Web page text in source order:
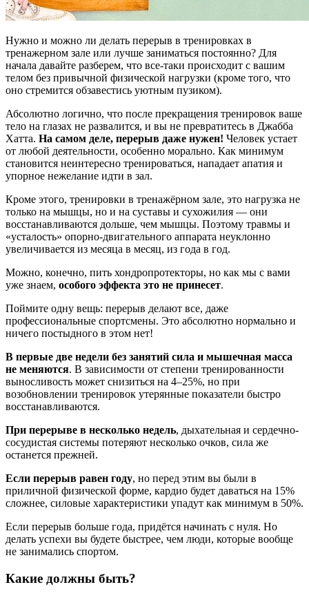
Нужно и можно ли делать перерыв в тренировках в
тренажерном зале или лучше заниматься постоянно? Для
начала давайте разберем, что все-таки происходит с вашим
телом без привычной физической нагрузки (кроме того, что
оно стремится обзавестись уютным пузиком).
Абсолютно логично, что после прекращения тренировок ваше
тело на глазах не развалится, и вы не превратитесь в Джабба
Хатта. На самом деле, перерыв даже нужен! Человек устает
от любой деятельности, особенно морально. Как минимум
становится неинтересно тренироваться, нападает апатия и
упорное нежелание идти в зал.
Кроме этого, тренировки в тренажёрном зале, это нагрузка не
только на мышцы, но и на суставы и сухожилия — они
восстанавливаются дольше, чем мышцы. Поэтому травмы и
«усталость» опорно-двигательного аппарата неуклонно
увеличивается из месяца в месяц, из года в год.
Можно, конечно, пить хондропротекторы, но как мы с вами
уже знаем, особого эффекта это не принесет.
Поймите одну вещь: перерыв делают все, даже
профессиональные спортсмены. Это абсолютно нормально и
ничего постыдного в этом нет!
В первые две недели без занятий сила и мышечная масса
не меняются. В зависимости от степени тренированности
выносливость может снизиться на 4–25%, но при
возобновлении тренировок утерянные показатели быстро
восстанавливаются.
При перерыве в несколько недель, дыхательная и сердечно-
сосудистая системы потеряют несколько очков, сила же
останется прежней.
Если перерыв равен году, но перед этим вы были в
приличной физической форме, кардио будет даваться на 15%
сложнее, силовые характеристики упадут как минимум в 50%.
Если перерыв больше года, придётся начинать с нуля. Но
делать успехи вы будете быстрее, чем люди, которые вообще
не занимались спортом.
Какие должны быть?